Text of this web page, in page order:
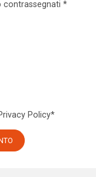
contrassegnati *
Policy*